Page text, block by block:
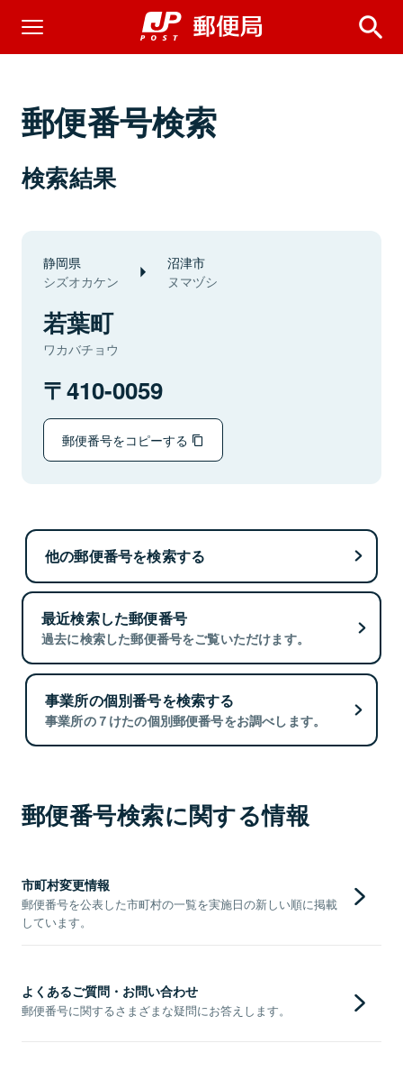
郵便番号検索
検索結果
静岡県
シズオカケン
沼津市
ヌマヅシ
若葉町
ワカバチョウ
410-0059
郵便番号をコピーする
他の郵便番号を検索する
最近検索した郵便番号
過去に検索した郵便番号をご覧いただけます。
事業所の個別番号を検索する
事業所の７けたの個別郵便番号をお調べします。
郵便番号検索に関する情報
市町村変更情報
郵便番号を公表した市町村の一覧を実施日の新しい順に掲載
しています。
よくあるご質問・お問い合わせ
郵便番号に関するさまざまな疑問にお答えします。